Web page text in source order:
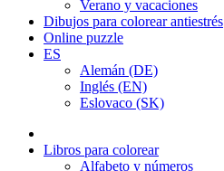
Verano y vacaciones
Dibujos para colorear antiestrés
Online puzzle
ES
Alemán (DE)
Inglés (EN)
Eslovaco (SK)
Libros para colorear
Alfabeto y números